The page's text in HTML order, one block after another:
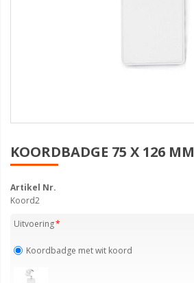
KOORDBADGE 75 X 126 MM
Artikel Nr.
Koord2
Uitvoering
Koordbadge met wit koord